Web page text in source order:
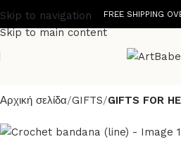
Skip to navigation
Skip to main content
FREE SHIPPING
Αρχική σελίδα GIFTS GIFTS FOR